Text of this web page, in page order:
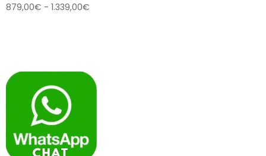
879,00€ - 1.339,00€
a
1.339,00€